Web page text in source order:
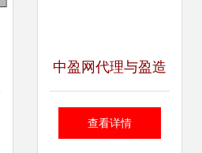
中盈网代理与盈造
互联 携手共创智能
查看详情